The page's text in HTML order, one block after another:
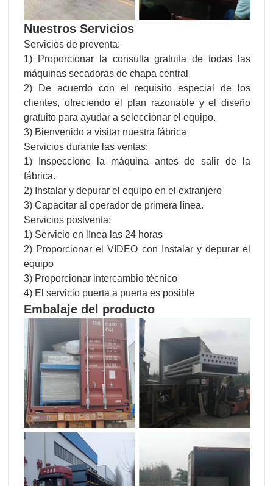
Nuestros Servicios
Servicios de preventa:
1) Proporcionar la consulta gratuita de todas las
máquinas secadoras de chapa central
2) De acuerdo con el requisito especial de los
clientes, ofreciendo el plan razonable y el diseño
gratuito para ayudar a seleccionar el equipo.
3) Bienvenido a visitar nuestra fábrica
Servicios durante las ventas:
1) Inspeccione la máquina antes de salir de la
fábrica.
2) Instalar y depurar el equipo en el extranjero
3) Capacitar al operador de primera línea.
Servicios postventa:
1) Servicio en línea las 24 horas
2) Proporcionar el VIDEO con Instalar y depurar el
equipo
3) Proporcionar intercambio técnico
4) El servicio puerta a puerta es posible
Embalaje del producto